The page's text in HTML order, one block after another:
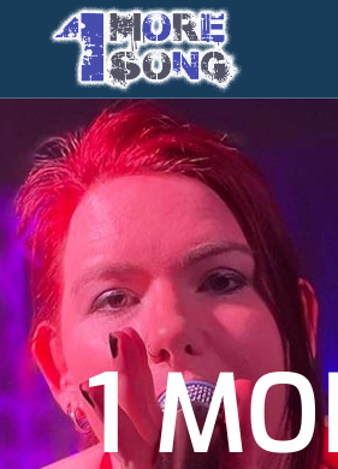
1